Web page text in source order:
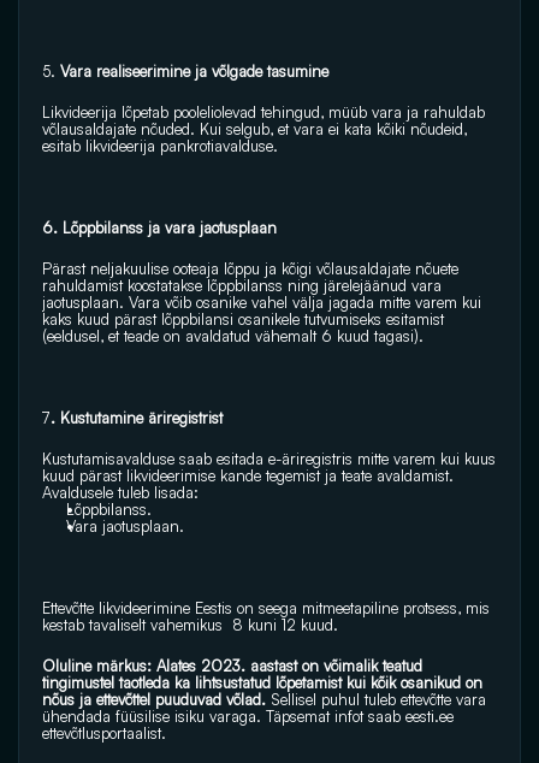
5. Vara realiseerimine ja võlgade tasumine
Likvideerija lõpetab pooleliolevad tehingud, müüb vara ja rahuldab
võlausaldajate nõuded. Kui selgub, et vara ei kata kõiki nõudeid,
esitab likvideerija pankrotiavalduse.
6. Lõppbilanss ja vara jaotusplaan
Pärast neljakuulise ooteaja lõppu ja kõigi võlausaldajate nõuete
rahuldamist koostatakse lõppbilanss ning järelejäänud vara
jaotusplaan. Vara võib osanike vahel välja jagada mitte varem kui
kaks kuud pärast lõppbilansi osanikele tutvumiseks esitamist
(eeldusel, et teade on avaldatud vähemalt 6 kuud tagasi).
7. Kustutamine äriregistrist
Kustutamisavalduse saab esitada e-äriregistris mitte varem kui kuus
kuud pärast likvideerimise kande tegemist ja teate avaldamist.
Avaldusele tuleb lisada:
Lõppbilanss.
Vara jaotusplaan.
Ettevõtte likvideerimine Eestis on seega mitmeetapiline protsess, mis
kestab tavaliselt vahemikus  8 kuni 12 kuud.
Oluline märkus: Alates 2023. aastast on võimalik teatud
tingimustel taotleda ka lihtsustatud lõpetamist kui kõik osanikud on
nõus ja ettevõttel puuduvad võlad. Sellisel puhul tuleb ettevõtte vara
ühendada füüsilise isiku varaga. Täpsemat infot saab eesti.ee
ettevõtlusportaalist.